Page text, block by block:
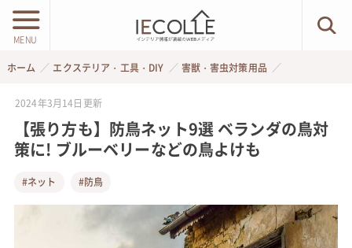
MENU
ホーム エクステリア・工具・DIY 害獣・害虫対策用品
2024年3月14日 更新
【張り方も】防鳥ネット9選 ベランダの鳥対
策に! ブルーベリーなどの鳥よけも
#ネット #防鳥